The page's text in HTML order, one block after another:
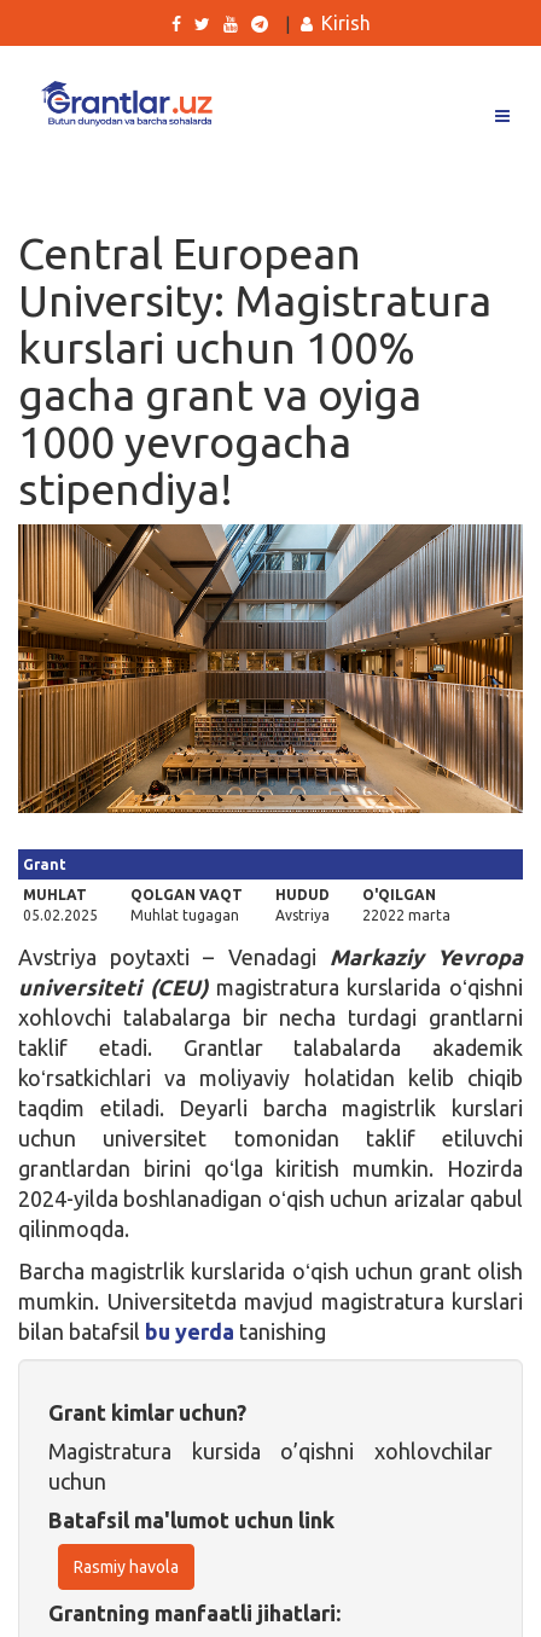
Ishlar
Kurslar
Blog
Yana
Qidirish
Kirish
Kirish
Central European
University: Magistratura
kurslari uchun 100%
gacha grant va oyiga
1000 yevrogacha
stipendiya!
Grant
MUHLAT
05.02.2025
QOLGAN VAQT
Muhlat tugagan
HUDUD
Avstriya
O'QILGAN
22022 marta
Avstriya poytaxti – Venadagi Markaziy Yevropa
universiteti (CEU)magistratura kurslarida oʻqishni
xohlovchi talabalarga bir necha turdagi grantlarni
taklif etadi. Grantlar talabalarda akademik
koʻrsatkichlari va moliyaviy holatidan kelib chiqib
taqdim etiladi. Deyarli barcha magistrlik kurslari
uchun universitet tomonidan taklif etiluvchi
grantlardan birini qoʻlga kiritish mumkin. Hozirda
2024-yilda boshlanadigan oʻqish uchun arizalar qabul
qilinmoqda.
Barcha magistrlik kurslarida oʻqish uchun grant olish
mumkin. Universitetda mavjud magistratura kurslari
bilan batafsil bu yerda tanishing
Grant kimlar uchun?
Magistratura kursida o’qishni xohlovchilar
uchun
Batafsil ma'lumot uchun link
Rasmiy havola
Grantning manfaatli jihatlari: